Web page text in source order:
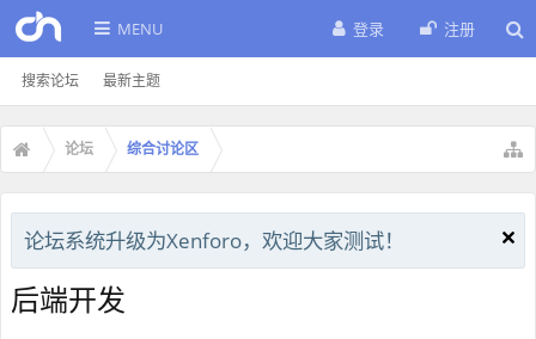
MENU
搜索论坛 最新主题
登录 注册
论坛 综合讨论区
论坛系统升级为Xenforo，欢迎大家测试！
后端开发